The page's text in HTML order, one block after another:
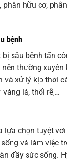
phân hữu cơ,
bệnh
bị sâu bệnh tấn
nên thường xuyên
và xử lý kịp thời
lá, thối rễ,…
lựa chọn tuyệt
và làm việc
đầy sức sống.